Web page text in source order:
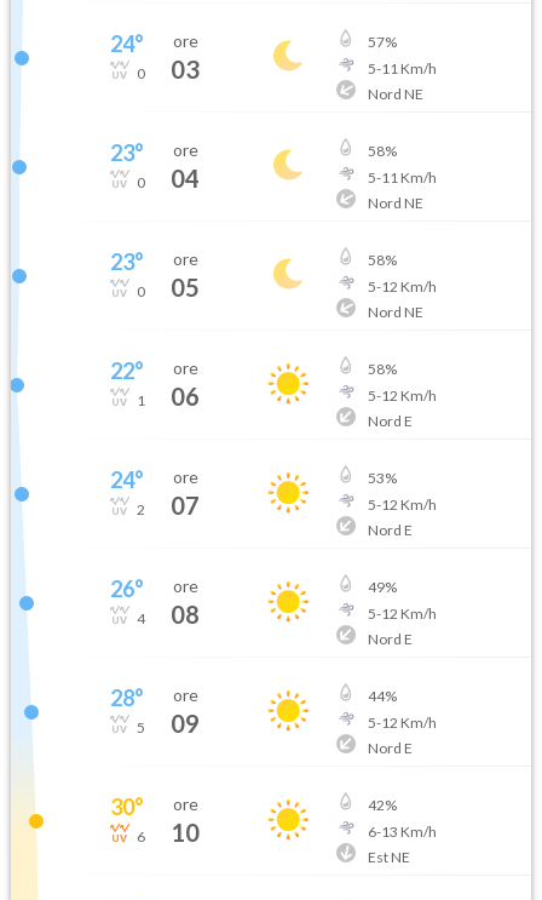
24°
0
ore
03
57%
5-11 Km/h
Nord NE
23°
0
ore
04
58%
5-11 Km/h
Nord NE
23°
0
ore
05
58%
5-12 Km/h
Nord NE
22°
1
ore
06
58%
5-12 Km/h
Nord E
24°
2
ore
07
53%
5-12 Km/h
Nord E
26°
4
ore
08
49%
5-12 Km/h
Nord E
28°
5
ore
09
44%
5-12 Km/h
Nord E
30°
6
ore
10
42%
6-13 Km/h
Est NE